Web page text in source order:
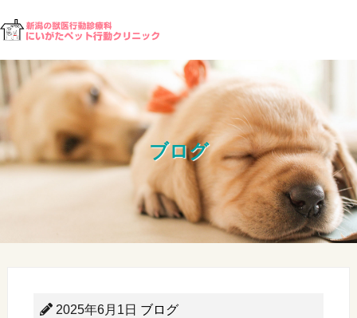
ブログ
2025年6月1日 ブログ